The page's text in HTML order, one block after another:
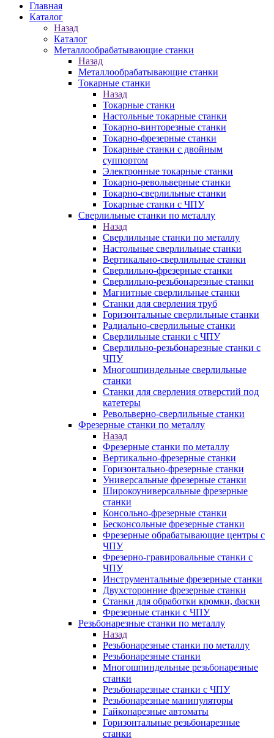
Главная
Каталог
Назад
Каталог
Металлообрабатывающие станки
Назад
Металлообрабатывающие станки
Токарные станки
Назад
Токарные станки
Настольные токарные станки
Токарно-винторезные станки
Токарно-фрезерные станки
Токарные станки с двойным
суппортом
Электронные токарные станки
Токарно-револьверные станки
Токарно-сверлильные станки
Токарные станки с ЧПУ
Сверлильные станки по металлу
Назад
Сверлильные станки по металлу
Настольные сверлильные станки
Вертикально-сверлильные станки
Сверлильно-фрезерные станки
Сверлильно-резьбонарезные станки
Магнитные сверлильные станки
Станки для сверления труб
Горизонтальные сверлильные станки
Радиально-сверлильные станки
Сверлильные станки с ЧПУ
Сверлильно-резьбонарезные станки с
ЧПУ
Многошпиндельные сверлильные
станки
Станки для сверления отверстий под
катетеры
Револьверно-сверлильные станки
Фрезерные станки по металлу
Назад
Фрезерные станки по металлу
Вертикально-фрезерные станки
Горизонтально-фрезерные станки
Универсальные фрезерные станки
Широкоуниверсальные фрезерные
станки
Консольно-фрезерные станки
Бесконсольные фрезерные станки
Фрезерные обрабатывающие центры с
ЧПУ
Фрезерно-гравировальные станки с
ЧПУ
Инструментальные фрезерные станки
Двухсторонние фрезерные станки
Станки для обработки кромки, фаски
Фрезерные станки с ЧПУ
Резьбонарезные станки по металлу
Назад
Резьбонарезные станки по металлу
Резьбонарезные станки
Многошпиндельные резьбонарезные
станки
Резьбонарезные станки с ЧПУ
Резьбонарезные манипуляторы
Гайконарезные автоматы
Горизонтальные резьбонарезные
станки